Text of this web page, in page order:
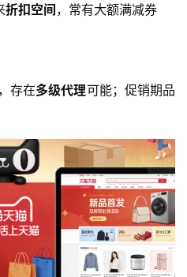
折扣空间 ，常有大额满减券
存在多级代理可能；促销期品